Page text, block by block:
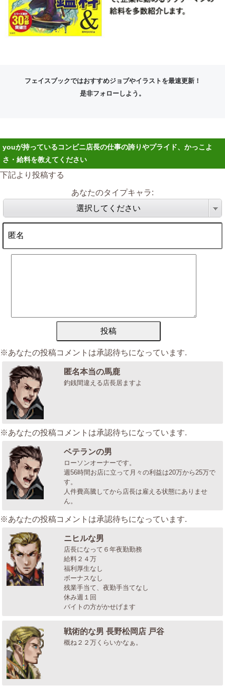
フェイスブックではおすすめジョブやイラストを最速更新！
是非フォローしよう。
youが持っているコンビニ店長の仕事の誇りやプライド、かっこよ
さ・給料を教えてください
下記より投稿する
あなたのタイプキャラ:
選択してください
※あなたの投稿コメントは承認待ちになっています.
匿名本当の馬鹿
釣銭間違える店長居ますよ
※あなたの投稿コメントは承認待ちになっています.
ベテランの男
ローソンオーナーです。
週56時間お店に立って月々の利益は20万から25万で
す。
人件費高騰してから店長は雇える状態にありませ
ん。
※あなたの投稿コメントは承認待ちになっています.
ニヒルな男
店長になって６年夜勤勤務
給料２４万
福利厚生なし
ボーナスなし
残業手当て、夜勤手当てなし
休み週１回
バイトの方がかせげます
戦術的な男 長野松岡店 戸谷
概ね２２万くらいかなぁ。